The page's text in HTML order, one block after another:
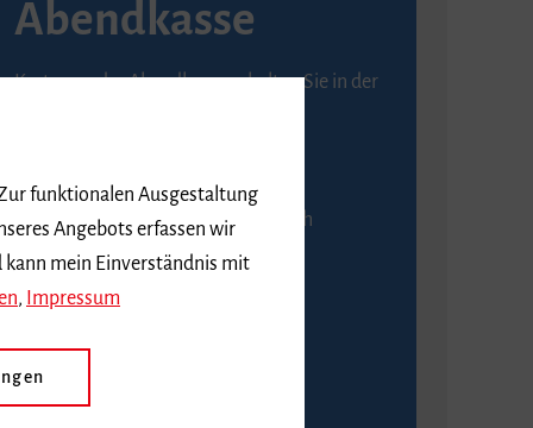
Abendkasse
Karten an der Abendkasse erhalten Sie in der
An der Abendkasse ist ausschließlich
Barzahlung möglich.
Anfahrt
funktionalen Ausgestaltung
Angebots erfassen wir
mein Einverständnis mit
Impressum